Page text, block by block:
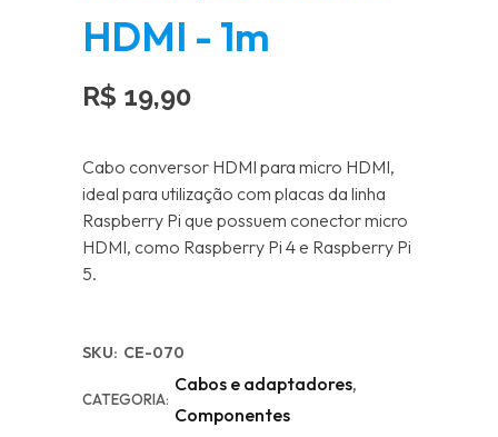
HDMI - 1m
R$ 19,90
Cabo conversor HDMI para micro HDMI,
ideal para utilização com placas da linha
Raspberry Pi que possuem conector micro
HDMI, como Raspberry Pi 4 e Raspberry Pi
5.
SKU: CE-070
CATEGORIA:
Cabos e adaptadores,
Componentes